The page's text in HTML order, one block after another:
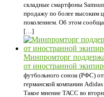
складные смартфоны
продажу по более высоким
поколением. Об этом
[…]
Минпромторг
от иностранной
футбольного союза (РФС)
германской компании
Такое мнение ТАСС во